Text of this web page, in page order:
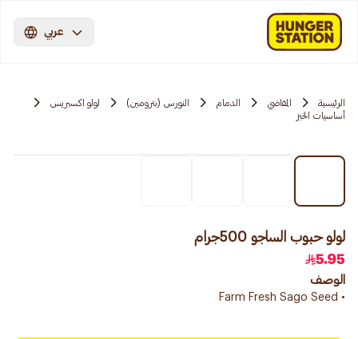
عربي
الرئيسية المقاضي الدمام النورس (بترومين)
لولو اكسبريس
أساسيات الخبز
لولو حبوب الساجو 500جرام
5.95
الوصف
• Farm Fresh Sago Seed